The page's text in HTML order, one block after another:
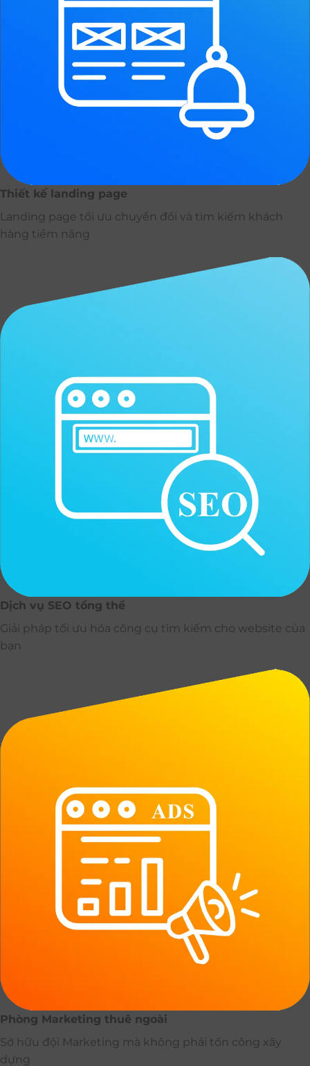
Thiết kế landing page
Landing page tối ưu chuyển đổi và tìm kiếm khách
hàng tiềm năng
Dịch vụ SEO tổng thể
Giải pháp tối ưu hóa công cụ tìm kiếm cho website của
bạn
Phòng Marketing thuê ngoài
Sở hữu đội Marketing mà không phải tốn công xây
dựng